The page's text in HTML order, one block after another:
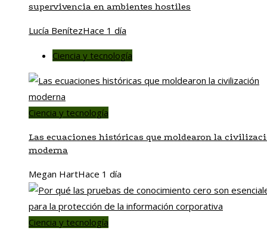
supervivencia en ambientes hostiles
Lucía BenítezHace 1 día
Ciencia y tecnología
Ciencia y tecnología
Las ecuaciones históricas que moldearon la
moderna
Megan HartHace 1 día
Ciencia y tecnología